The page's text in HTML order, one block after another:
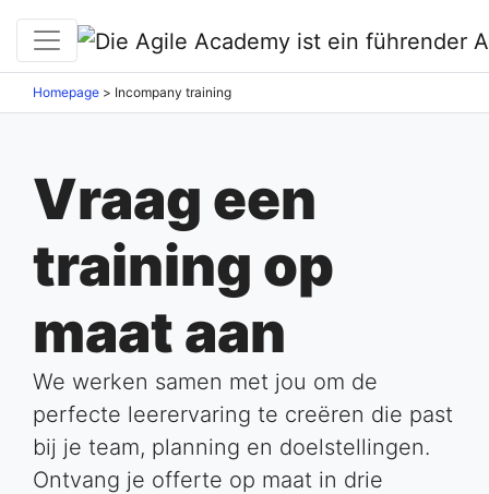
Homepage > Incompany training
Vraag een
training op
maat aan
We werken samen met jou om de
perfecte leerervaring te creëren die past
bij je team, planning en doelstellingen.
Ontvang je offerte op maat in drie